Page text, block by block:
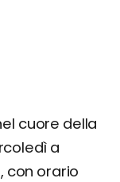
cuore della
a
con orario